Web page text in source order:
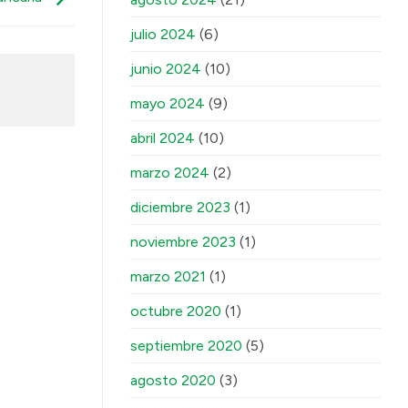
julio 2024 (6)
junio 2024 (10)
mayo 2024 (9)
abril 2024 (10)
marzo 2024 (2)
diciembre 2023 (1)
noviembre 2023 (1)
marzo 2021 (1)
octubre 2020 (1)
septiembre 2020 (5)
agosto 2020 (3)